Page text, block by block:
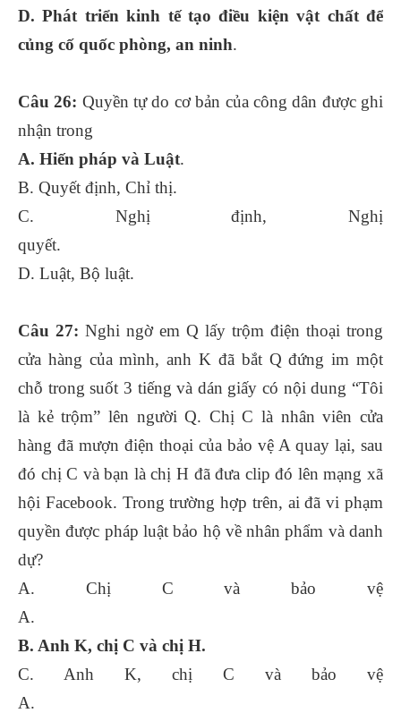
D. Phát triển kinh tế tạo điều kiện vật chất để
củng cố quốc phòng, an ninh.
Câu 26: Quyền tự do cơ bản của công dân được ghi
nhận trong
A. Hiến pháp và Luật.
B. Quyết định, Chỉ thị.
C. Nghị định, Nghị
quyết.
D. Luật, Bộ luật.
Câu 27: Nghi ngờ em Q lấy trộm điện thoại trong
cửa hàng của mình, anh K đã bắt Q đứng im một
chỗ trong suốt 3 tiếng và dán giấy có nội dung “Tôi
là kẻ trộm” lên người Q. Chị C là nhân viên cửa
hàng đã mượn điện thoại của bảo vệ A quay lại, sau
đó chị C và bạn là chị H đã đưa clip đó lên mạng xã
hội Facebook. Trong trường hợp trên, ai đã vi phạm
quyền được pháp luật bảo hộ về nhân phẩm và danh
dự?
A. Chị C và bảo vệ
A.
B. Anh K, chị C và chị H.
C. Anh K, chị C và bảo vệ
A.